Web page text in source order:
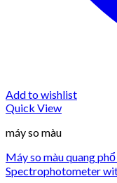
Add to wishlist
Quick View
máy so màu
Máy so màu quang
Spectrophotometer